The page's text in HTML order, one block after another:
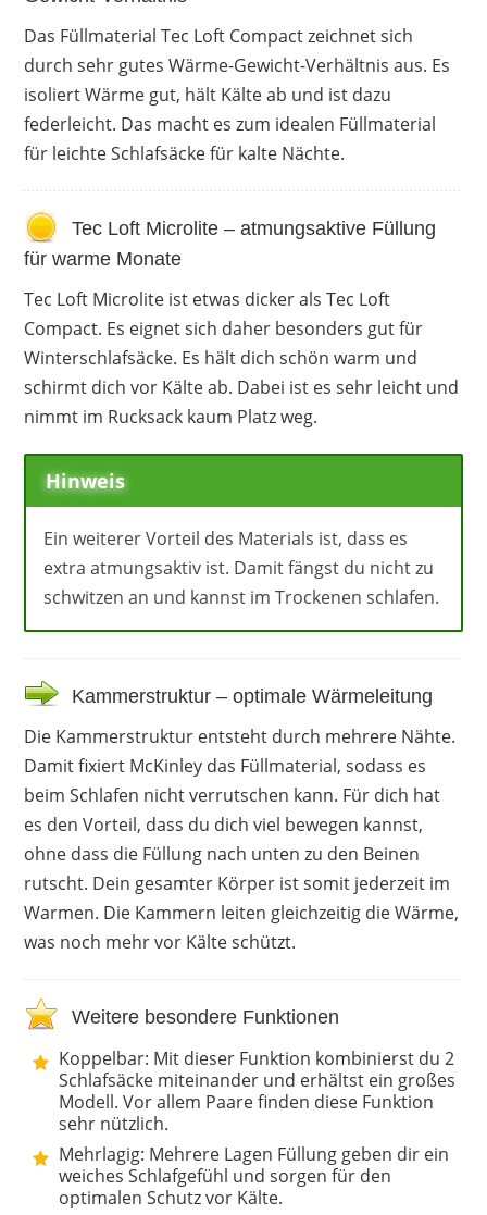
Nachteile
Füllung raschelt bei Bewegung
Das Füllmaterial Tec Loft Compact zeichnet sich
durch sehr gutes Wärme-Gewicht-Verhältnis aus. Es
isoliert Wärme gut, hält Kälte ab und ist dazu
federleicht. Das macht es zum idealen Füllmaterial
für leichte Schlafsäcke für kalte Nächte.
Tec Loft Microlite – atmungsaktive Füllung
für warme Monate
Tec Loft Microlite ist etwas dicker als Tec Loft
Compact. Es eignet sich daher besonders gut für
Winterschlafsäcke. Es hält dich schön warm und
schirmt dich vor Kälte ab. Dabei ist es sehr leicht und
nimmt im Rucksack kaum Platz weg.
Hinweis
Ein weiterer Vorteil des Materials ist, dass es
extra atmungsaktiv ist. Damit fängst du nicht zu
schwitzen an und kannst im Trockenen schlafen.
Kammerstruktur – optimale Wärmeleitung
Die Kammerstruktur entsteht durch mehrere Nähte.
Damit fixiert McKinley das Füllmaterial, sodass es
beim Schlafen nicht verrutschen kann. Für dich hat
es den Vorteil, dass du dich viel bewegen kannst,
ohne dass die Füllung nach unten zu den Beinen
rutscht. Dein gesamter Körper ist somit jederzeit im
Warmen. Die Kammern leiten gleichzeitig die Wärme,
was noch mehr vor Kälte schützt.
Weitere besondere Funktionen
Koppelbar: Mit dieser Funktion kombinierst du 2
Schlafsäcke miteinander und erhältst ein großes
Modell. Vor allem Paare finden diese Funktion
sehr nützlich.
Mehrlagig: Mehrere Lagen Füllung geben dir ein
weiches Schlafgefühl und sorgen für den
optimalen Schutz vor Kälte.